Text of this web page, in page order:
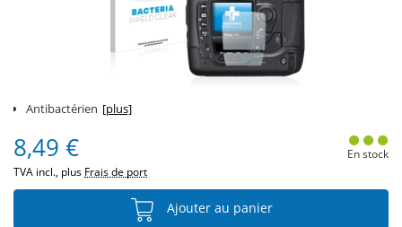
Antibactérien [plus]
8,49 €
TVA incl., plus Frais de port
En stock
Ajouter au panier